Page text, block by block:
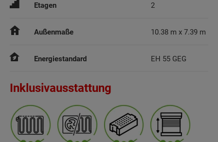
Etagen 2
Außenmaße 10.38 m x 7.39 m
Energiestandard EH 55 GEG
Inklusivausstattung